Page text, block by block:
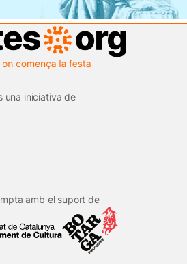
una iniciativa de
amb el suport de